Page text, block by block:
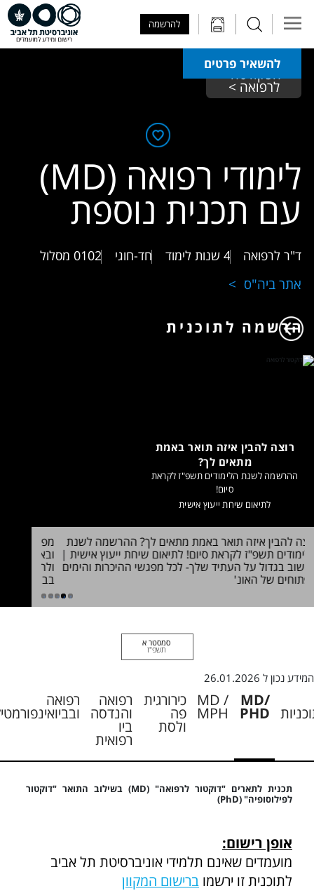
להרשמה
להשאיר פרטים
הפקולטה
לרפואה >
לימודי רפואה (MD)
עם תכנית נוספת
ד"ר לרפואה 4 שנות לימוד חד-חוגי 0102 מסלול
אתר ביה"ס
הרשמה לתוכנית
רוצה להבין איזה תואר באמת מתאים לך? ההרשמה לשנת
הלימודים תשפ"ז לקראת סיום! לתיאום שיחת ייעוץ אישית |
לחשוב בגדול על העתיד שלך- לכל מפגשי ההיכרות והימים
הפתוחים של האונ'
1 2 3 4 5
רוצה להבין איזה תואר באמת
מתאים לך?
ההרשמה לשנת הלימודים תשפ"ז לקראת
סיום!
לתיאום שיחת ייעוץ אישית
סמסטר א
תשפ"ז
המידע נכון ל 26.01.2026
MD/
PHD
MD /
MPH
כירורגית
פה
ולסת
רפואה
והנדסה
ביו
רפואית
רפואה
תכנית לתארים "דוקטור לרפואה" (MD) בשילוב התואר "דוקטור
לפילוסופיה" (PhD)
אופן רישום:
מועמדים שאינם תלמידי אוניברסיטת תל אביב
לתוכנית זו ירשמוברישום המקוון